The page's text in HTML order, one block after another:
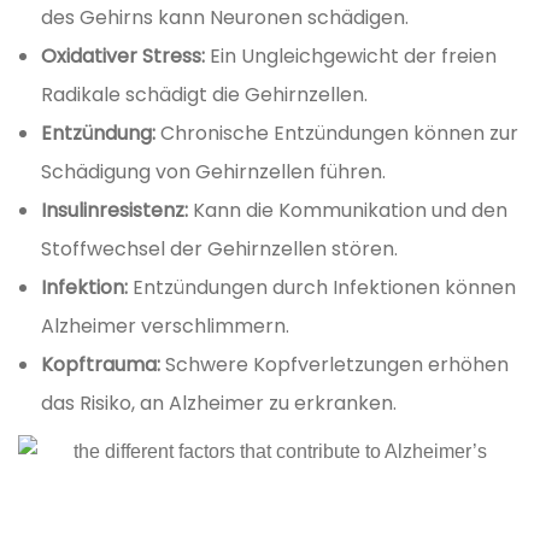
des Gehirns kann Neuronen schädigen.
Oxidativer Stress: Ein Ungleichgewicht der freien
Radikale schädigt die Gehirnzellen.
Entzündung:Chronische Entzündungen können zur
Schädigung von Gehirnzellen führen.
Insulinresistenz: Kann die Kommunikation und den
Stoffwechsel der Gehirnzellen stören.
Infektion: Entzündungen durch Infektionen können
Alzheimer verschlimmern.
Kopftrauma:Schwere Kopfverletzungen erhöhen
das Risiko, an Alzheimer zu erkranken.